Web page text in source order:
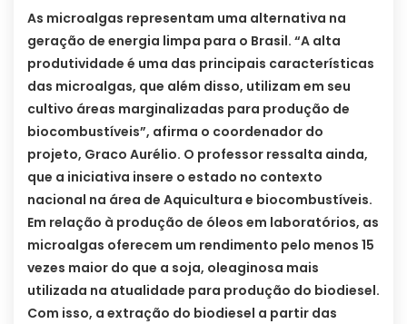
As microalgas representam uma alternativa na
geração de energia limpa para o Brasil. “A alta
produtividade é uma das principais características
das microalgas, que além disso, utilizam em seu
cultivo áreas marginalizadas para produção de
biocombustíveis”, afirma o coordenador do
projeto, Graco Aurélio. O professor ressalta ainda,
que a iniciativa insere o estado no contexto
nacional na área de Aquicultura e biocombustíveis.
Em relação à produção de óleos em laboratórios, as
microalgas oferecem um rendimento pelo menos 15
vezes maior do que a soja, oleaginosa mais
utilizada na atualidade para produção do biodiesel.
Com isso, a extração do biodiesel a partir das